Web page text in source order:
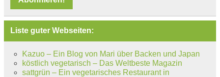
Liste guter Webseiten:
Kazuo – Ein Blog von Mari über Backen und Japan
köstlich vegetarisch – Das Weltbeste Magazin
sattgrün – Ein vegetarisches Restaurant in